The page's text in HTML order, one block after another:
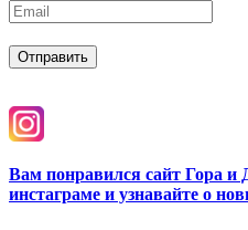
Вам понравился сайт Гора и
инстаграме и узнавайте о